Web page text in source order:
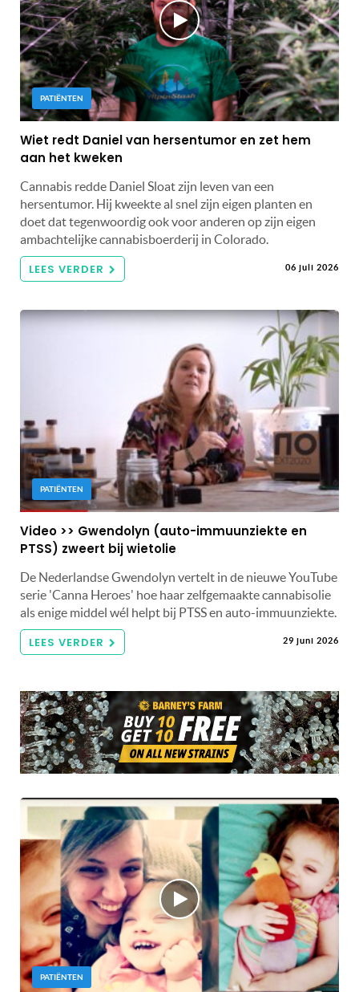
PATIËNTEN
Wiet redt Daniel van hersentumor en zet hem
aan het kweken
Cannabis redde Daniel Sloat zijn leven van een
hersentumor. Hij kweekte al snel zijn eigen planten en
doet dat tegenwoordig ook voor anderen op zijn eigen
ambachtelijke cannabisboerderij in Colorado.
LEES VERDER 06 juli 2026
PATIËNTEN
Video >> Gwendolyn (auto-immuunziekte en
PTSS) zweert bij wietolie
De Nederlandse Gwendolyn vertelt in de nieuwe YouTube
serie 'Canna Heroes' hoe haar zelfgemaakte cannabisolie
als enige middel wél helpt bij PTSS en auto-immuunziekte.
LEES VERDER 29 juni 2026
PATIËNTEN